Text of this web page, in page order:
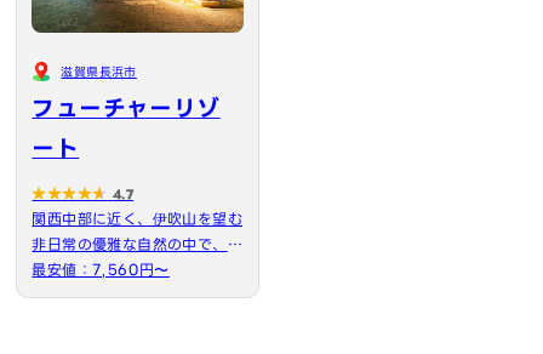
滋賀県長浜市
フューチャーリゾ
ート
4.7
関西中部に近く、伊吹山を望む
非日常の優雅な自然の中で、手
軽にアウトドアを楽しめ…
最安値：7,560円〜